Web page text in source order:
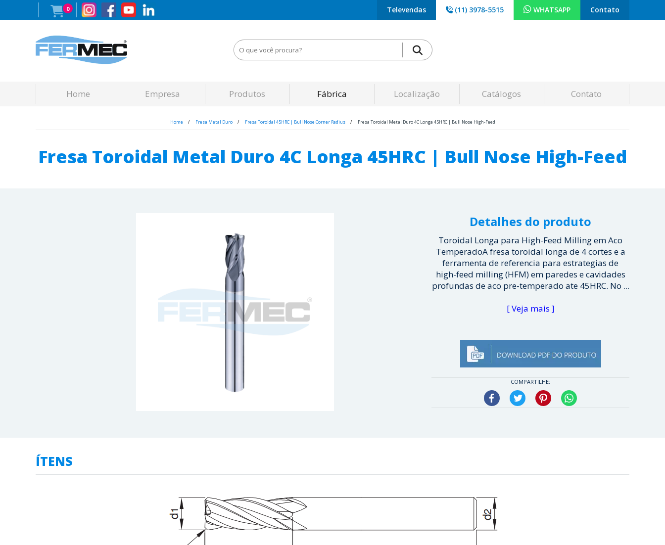
0 Contato
WHATSAPP
(11) 3978-5515
Televendas
Home Empresa Produtos Fábrica Localização Catálogos Contato
Home Fresa Metal Duro Fresa Toroidal 45HRC | Bull Nose Corner Radius Fresa Toroidal Metal Duro 4C Longa 45HRC | Bull Nose High-Feed
Fresa Toroidal Metal Duro 4C Longa 45HRC | Bull Nose High-Feed
Detalhes do produto
Toroidal Longa para High-Feed Milling em Aco
TemperadoA fresa toroidal longa de 4 cortes e a
ferramenta de referencia para estrategias de
high-feed milling (HFM) em paredes e cavidades
profundas de aco pre-temperado ate 45HRC. No ...
[ Veja mais ]
COMPARTILHE:
Facebook Twitter Pinterest
ÍTENS